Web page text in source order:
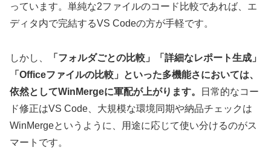
っています。単純な2ファイルのコード比較であれば、エ
ディタ内で完結するVS Codeの方が手軽です。
しかし、
「フォルダごとの比較」「詳細なレポート生成」
「Officeファイルの比較」といった多機能さにおいては、
依然としてWinMergeに軍配が上がります。
日常的なコー
ド修正はVS Code、大規模な環境同期や納品チェックは
WinMergeというように、用途に応じて使い分けるのがス
マートです。